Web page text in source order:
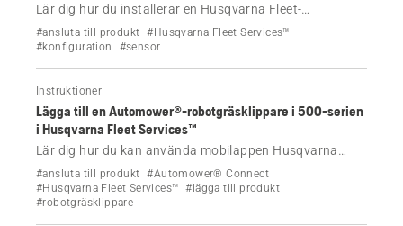
Lär dig hur du installerar en Husqvarna Fleet-
maskinsensor steg för steg. Omfattar montering,
kabeldragning, LED-indikatorlampor och anslutning av
#ansluta till produkt
#Husqvarna Fleet Services™
#konfiguration
#sensor
Instruktioner
Lägga till en Automower®-robotgräsklippare i 500-serien
i Husqvarna Fleet Services™
Lär dig hur du kan använda mobilappen Husqvarna
Fleet Services™ för att lägga till din Automower®-
robotgräsklippare i 500-serien i din maskinpark.
#ansluta till produkt
#Automower® Connect
#Husqvarna Fleet Services™
#lägga till produkt
#robotgräsklippare